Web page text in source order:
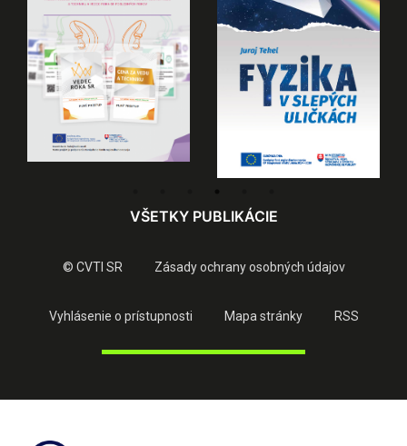
VŠETKY PUBLIKÁCIE
© CVTI SR Zásady ochrany osobných údajov
Vyhlásenie o prístupnosti Mapa stránky RSS